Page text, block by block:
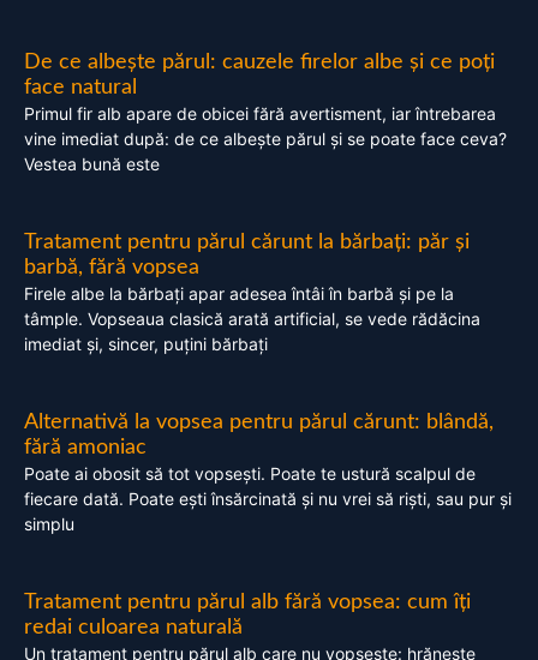
De ce albește părul: cauzele firelor albe și ce poți
face natural
Primul fir alb apare de obicei fără avertisment, iar întrebarea
vine imediat după: de ce albește părul și se poate face ceva?
Vestea bună este
Tratament pentru părul cărunt la bărbați: păr și
barbă, fără vopsea
Firele albe la bărbați apar adesea întâi în barbă și pe la
tâmple. Vopseaua clasică arată artificial, se vede rădăcina
imediat și, sincer, puțini bărbați
Alternativă la vopsea pentru părul cărunt: blândă,
fără amoniac
Poate ai obosit să tot vopsești. Poate te ustură scalpul de
fiecare dată. Poate ești însărcinată și nu vrei să riști, sau pur și
simplu
Tratament pentru părul alb fără vopsea: cum îți
redai culoarea naturală
Un tratament pentru părul alb care nu vopsește: hrănește